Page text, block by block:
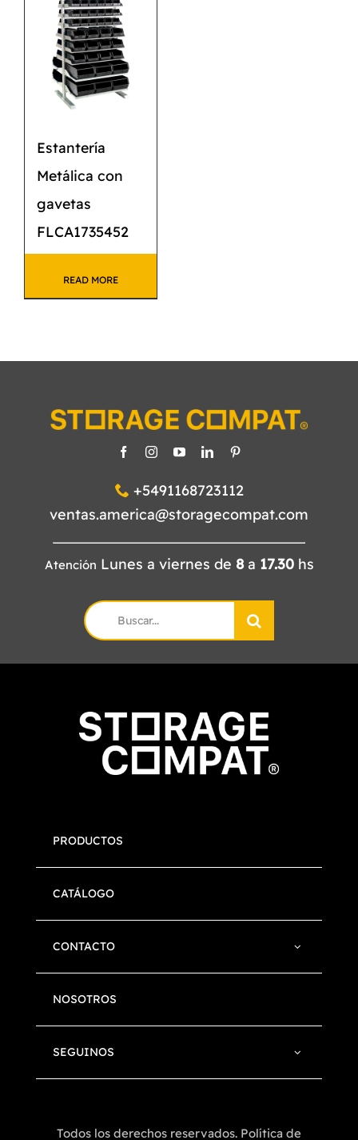
Estantería
Metálica con
gavetas
FLCA1735452
READ MORE
+5491168723112
ventas.america@storagecompat.com
Atención Lunes a viernes de 8a 17.30hs
Search
for:
PRODUCTOS
CATÁLOGO
CONTACTO
NOSOTROS
SEGUINOS
Todos los derechos reservados. Política de